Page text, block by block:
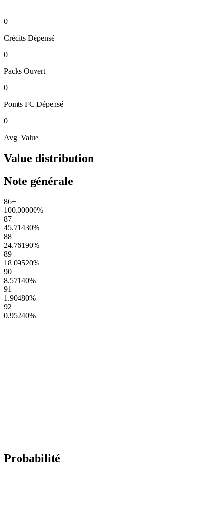
0
Crédits Dépensé
0
Packs Ouvert
0
Points FC Dépensé
0
Avg. Value
Value distribution
Note générale
86+
100.00000%
87
45.71430%
88
24.76190%
89
18.09520%
90
8.57140%
91
1.90480%
92
0.95240%
Probabilité